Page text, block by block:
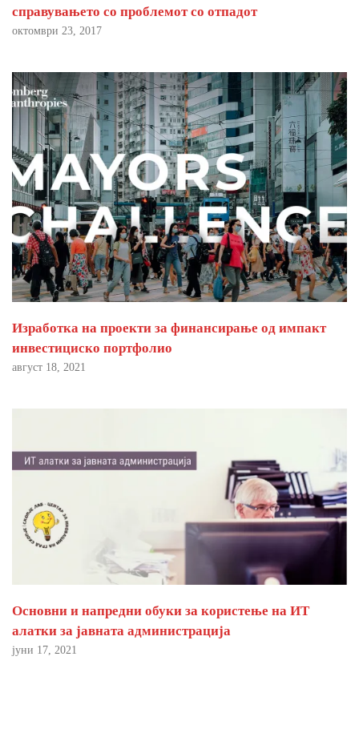
справувањето со проблемот со отпадот
октомври 23, 2017
Изработка на проекти за финансирање од импакт
инвестициско портфолио
август 18, 2021
Основни и напредни обуки за користење на ИТ
алатки за јавната администрација
јуни 17, 2021